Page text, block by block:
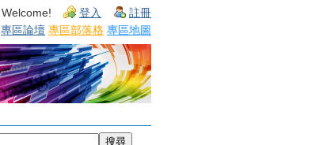
Welcome! 登入 註冊
專區論壇 專區部落格 專區地圖